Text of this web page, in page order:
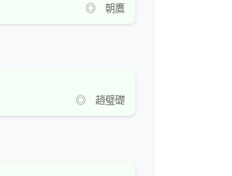
◎ 朝鷹
◎ 趙璧礎